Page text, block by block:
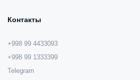
Контакты
+998 99 4433093
+998 99 1333399
Telegram